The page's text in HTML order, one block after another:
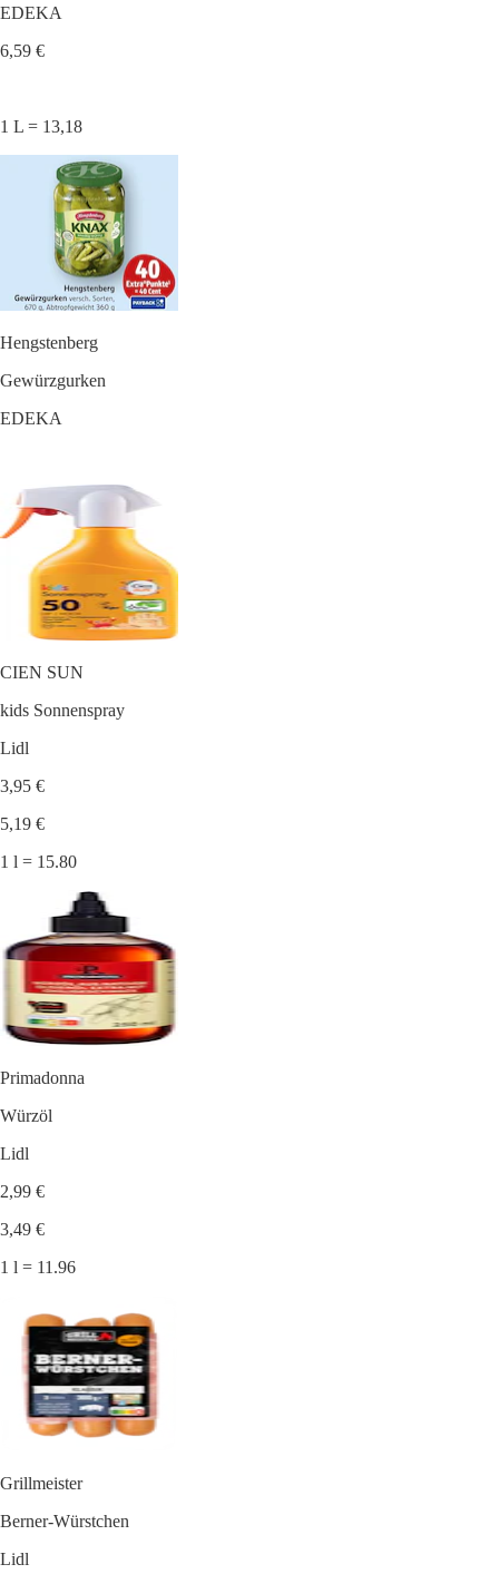
EDEKA
6,59 €
1 L = 13,18
Hengstenberg
Gewürzgurken
EDEKA
CIEN SUN
kids Sonnenspray
Lidl
3,95 €
5,19 €
1 l = 15.80
Primadonna
Würzöl
Lidl
2,99 €
3,49 €
1 l = 11.96
Grillmeister
Berner-Würstchen
Lidl